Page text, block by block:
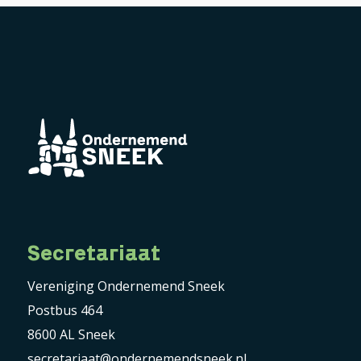
Secretariaat
Vereniging Ondernemend Sneek
Postbus 464
8600 AL Sneek